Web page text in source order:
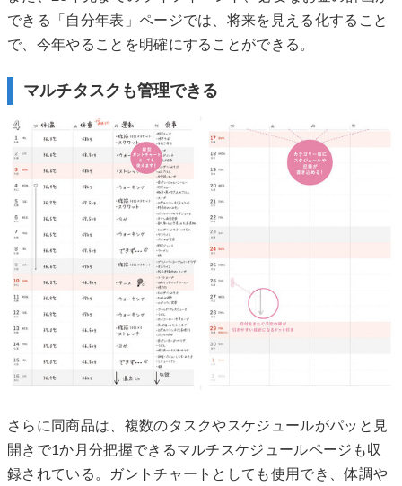
できる「自分年表」ページでは、将来を見える化すること
で、今年やることを明確にすることができる。
マルチタスクも管理できる
さらに同商品は、複数のタスクやスケジュールがパッと見
開きで1か月分把握できるマルチスケジュールページも収
録されている。ガントチャートとしても使用でき、体調や